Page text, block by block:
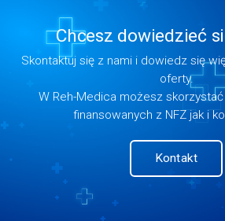
Chcesz dowiedzieć
Skontaktuj się z nami i dowiedz się
oferty.
W Reh-Medica możesz
finansowanych z NFZ jak i
Kontakt